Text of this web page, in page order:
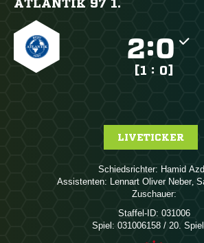
ATLANTIK 97 1.
:
[1 : 0]
LIVETICKER
Schiedsrichter: 
Assistenten:   ,
Zuschauer:
Staffel-ID: 031006
Spiel: 031006158 / 20.